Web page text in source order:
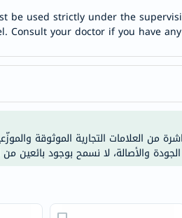
be used strictly under the
your doctor if you have
من العلامات التجارية الموثوقة
والأصالة، لا نسمح بوجود بائعين